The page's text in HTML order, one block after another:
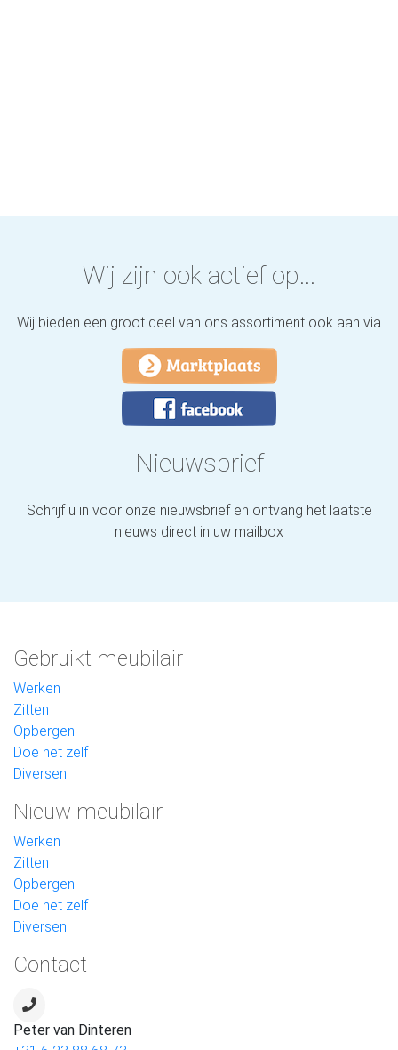
Wij zijn ook actief op...
Wij bieden een groot deel van ons assortiment ook aan via
Nieuwsbrief
Schrijf u in voor onze nieuwsbrief en ontvang het laatste
nieuws direct in uw mailbox
Gebruikt meubilair
Werken
Zitten
Opbergen
Doe het zelf
Diversen
Nieuw meubilair
Werken
Zitten
Opbergen
Doe het zelf
Diversen
Contact
Peter van Dinteren